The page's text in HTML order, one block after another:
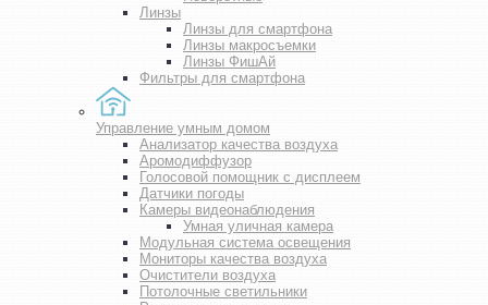
Линзы
Линзы для смартфона
Линзы макросъемки
Линзы ФишАй
Фильтры для смартфона
Управление умным домом
Анализатор качества воздуха
Аромодиффузор
Голосовой помощник с дисплеем
Датчики погоды
Камеры видеонаблюдения
Умная уличная камера
Модульная система освещения
Мониторы качества воздуха
Очистители воздуха
Потолочные светильники